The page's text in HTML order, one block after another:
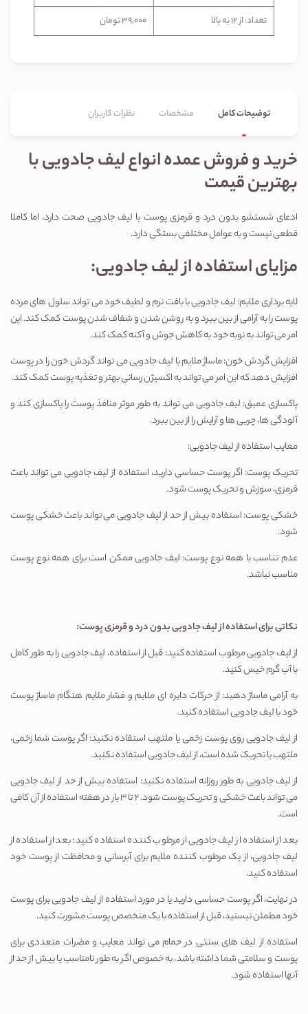
تعداد: از 12 به بالا
39,000 تومان
توضیحات کامل مشخصات نظرات کاربران
خرید و فروش عمده انواع لیف جادویی با
بهترین قیمت
ادعای شستشو بدون درد و قرمزی پوست با لیف جادویی صحت دارد، اما کاملا
قطعی نیست و به عوامل مختلفی بستگی دارد.
مزایای استفاده از لیف جادویی:
لایه برداری ملایم: لیف جادویی با بافت نرم و لطیف خود می تواند سلول های مرده
پوست را به آرامی از بین ببرد و به روشن شدن و شفاف شدن پوست کمک کند. این
امر می تواند به نوبه خود به کاهش جوش و آکنه کمک کند.
افزایش گردش خون: ماساژ ملایم با لیف جادویی می تواند گردش خون را در پوست
افزایش دهد که این امر می تواند به اکسیژن رسانی بهتر و تغذیه پوست کمک کند.
پاکسازی عمیق: لیف جادویی می تواند به طور موثر منافذ پوست را پاکسازی کند و
آلودگی ها، چربی ها و آرایش را از بین ببرد.
معایب استفاده از لیف جادویی:
تحریک پوست: اگر پوست حساسی دارید، استفاده از لیف جادویی می تواند باعث
قرمزی، سوزش و تحریک پوست شود.
خشکی پوست: استفاده بیش از حد از لیف جادویی می تواند باعث خشکی پوست
شود.
عدم تناسب با همه نوع پوست: لیف جادویی ممکن است برای همه نوع پوست
مناسب نباشد.
نکاتی برای استفاده از لیف جادویی بدون درد و قرمزی پوست:
از لیف جادویی مرطوب استفاده کنید: قبل از استفاده، لیف جادویی را به طور کامل
با آب گرم خیس کنید.
به آرامی ماساژ دهید: از حرکات دایره ای ملایم و فشار ملایم هنگام ماساژ پوست
خود با لیف جادویی استفاده کنید.
از لیف جادویی روی پوست زخمی یا ملتهب استفاده نکنید: اگر پوست شما زخمی،
ملتهب یا تحریک شده است، از لیف جادویی استفاده نکنید.
از لیف جادویی به طور روزانه استفاده نکنید: استفاده بیش از حد از لیف جادویی
می تواند باعث خشکی و تحریک پوست شود. 2 تا 3 بار در هفته استفاده از آن کافی
است.
بعد از استفاده از لیف جادویی از مرطوب کننده استفاده کنید: بعد از استفاده از
لیف جادویی، از یک مرطوب کننده ملایم برای آبرسانی و محافظت از پوست خود
استفاده کنید.
در نهایت، اگر پوست حساسی دارید یا در مورد استفاده از لیف جادویی برای پوست
خود مطمئن نیستید، قبل از استفاده با یک متخصص پوست مشورت کنید.
استفاده از لیف های سنتی در حمام می تواند معایب و مضرات متعددی برای
پوست و سلامتی شما داشته باشد، به خصوص اگر به طور نامناسب یا بیش از حد از
آنها استفاده شود.